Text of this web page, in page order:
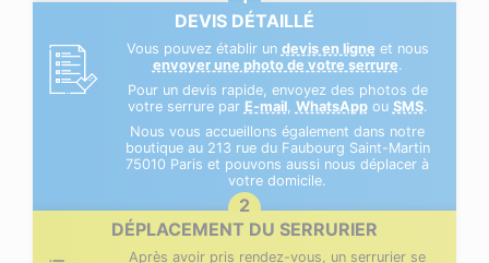
DEVIS DÉTAILLÉ
Vous pouvez établir un devis en ligne et nous
envoyer une photo de votre serrure.
Pour un devis rapide, envoyez des photos de
votre serrure par E-mail, WhatsAppou SMS.
Nous vous accueillons également dans notre
boutique au 213 rue du Faubourg Saint-Martin
75010 Paris et pouvons aussi nous déplacer à
votre domicile.
DÉPLACEMENT DU SERRURIER
Après avoir pris rendez-vous, un serrurier se